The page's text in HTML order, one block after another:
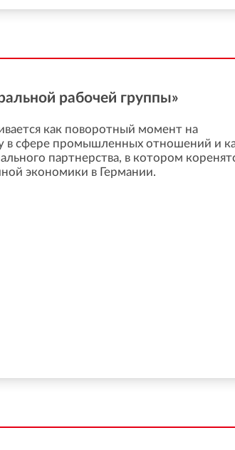
рабочей группы»
как поворотный момент на
в сфере промышленных отношений и
партнерства, в котором
экономики в Германии.